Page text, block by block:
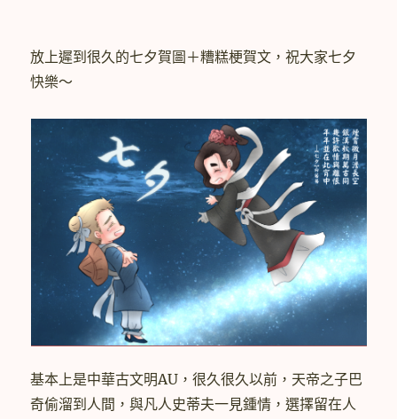
放上遲到很久的七夕賀圖＋糟糕梗賀文，祝大家七夕
快樂～
基本上是中華古文明AU，很久很久以前，天帝之子巴
奇偷溜到人間，與凡人史蒂夫一見鍾情，選擇留在人